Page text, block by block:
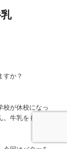
すか？
校が休校になっ
牛乳をもっと